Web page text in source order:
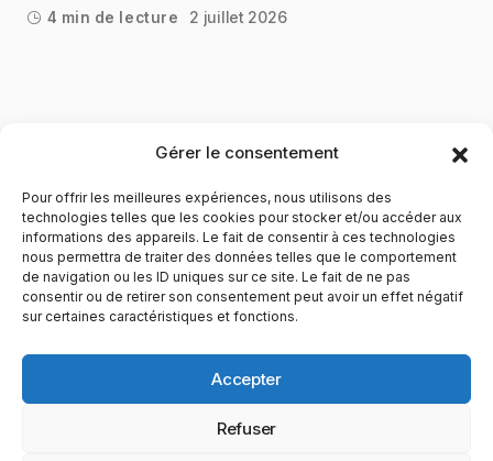
Gérer le consentement
Pour offrir les meilleures expériences, nous utilisons des
technologies telles que les cookies pour stocker et/ou accéder aux
informations des appareils. Le fait de consentir à ces technologies
nous permettra de traiter des données telles que le comportement
de navigation ou les ID uniques sur ce site. Le fait de ne pas
consentir ou de retirer son consentement peut avoir un effet négatif
sur certaines caractéristiques et fonctions.
Accepter
Refuser
4 min de lecture 2 juillet 2026
YubiGeek est un média français dédié aux nouvelles
technologies, à la culture geek et au numérique. Fondé par
du web, du gaming et de la science, avec une approche